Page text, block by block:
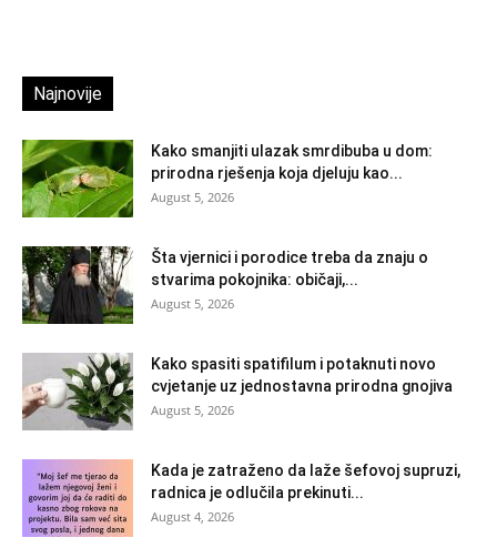
Najnovije
Kako smanjiti ulazak smrdibuba u dom:
prirodna rješenja koja djeluju kao...
August 5, 2026
Šta vjernici i porodice treba da znaju o
stvarima pokojnika: običaji,...
August 5, 2026
Kako spasiti spatifilum i potaknuti novo
cvjetanje uz jednostavna prirodna gnojiva
August 5, 2026
Kada je zatraženo da laže šefovoj supruzi,
radnica je odlučila prekinuti...
August 4, 2026